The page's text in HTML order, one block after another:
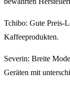
Tchibo: Gute Preis-
Kaffeeprodukten.
Severin: Breite
Geräten mit